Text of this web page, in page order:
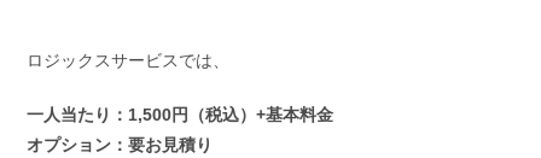
ロジックスサービスでは、
一人当たり：1,500円（税込）+基本料金
オプション：要お見積り